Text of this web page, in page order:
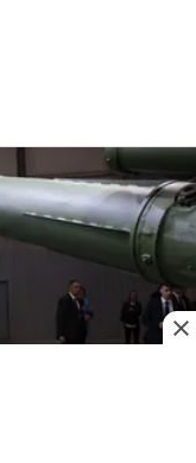
а Трамп
Україні?
ракети, вкрай